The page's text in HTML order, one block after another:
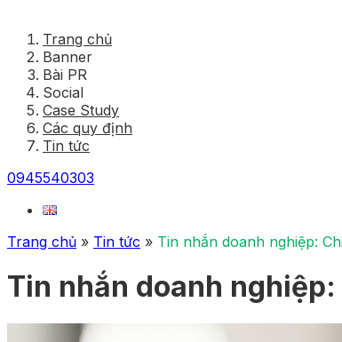
Trang chủ
Banner
Bài PR
Social
Case Study
Các quy định
Tin tức
0945540303
Trang chủ » Tin tức » Tin nhắn doanh nghiệp:
Tin nhắn doanh